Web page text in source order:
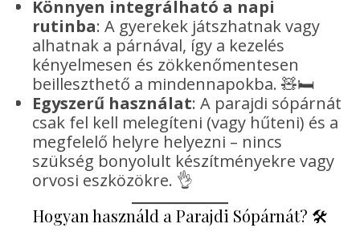
Könnyen integrálható a napi
rutinba: A gyerekek játszhatnak vagy
alhatnak a párnával, így a kezelés
kényelmesen és zökkenőmentesen
beilleszthető a mindennapokba. 🧸🛏️
Egyszerű használat: A parajdi sópárnát
csak fel kell melegíteni (vagy hűteni) és a
megfelelő helyre helyezni – nincs
szükség bonyolult készítményekre vagy
orvosi eszközökre. 👌
Hogyan használd a Parajdi Sópárnát? 🛠️